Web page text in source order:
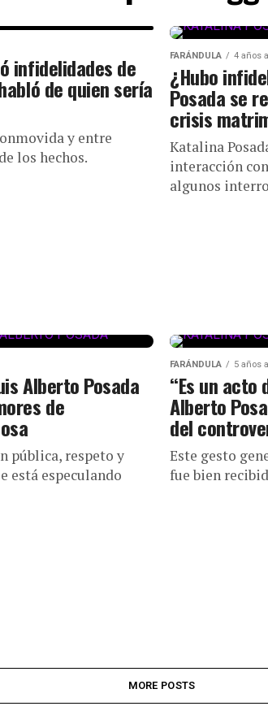
infidelidades de
de quien sería
y entre
los hechos.
FARÁNDULA 4 años
¿Hubo
Posada se
crisis
Katalina
interacción
algunos
Alberto Posada
de
pública, respeto y
está especulando
FARÁNDULA 5 años
“Es un acto
Alberto
del
Este gesto
fue bien
MORE POSTS